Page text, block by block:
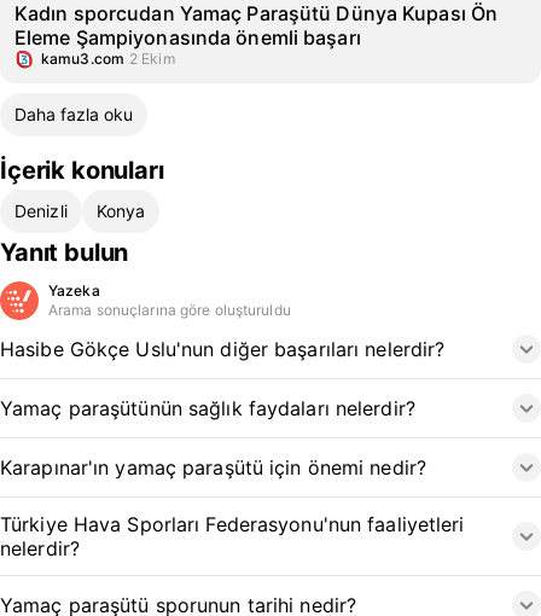
Kadın sporcudan Yamaç Paraşütü Dünya Kupası Ön
Eleme Şampiyonasında önemli başarı
kamu3.com 2 Ekim
Daha fazla oku
İçerik konuları
Denizli Konya
Yanıt bulun
Yazeka
Arama sonuçlarına göre oluşturuldu
Hasibe Gökçe Uslu'nun diğer başarıları nelerdir?
Yamaç paraşütünün sağlık faydaları nelerdir?
Karapınar'ın yamaç paraşütü için önemi nedir?
Türkiye Hava Sporları Federasyonu'nun faaliyetleri
nelerdir?
Yamaç paraşütü sporunun tarihi nedir?